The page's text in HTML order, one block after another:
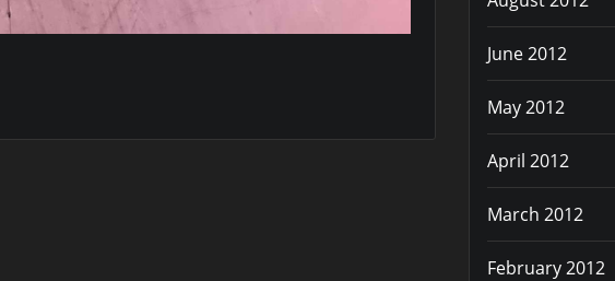
June 2012
May 2012
April 2012
March 2012
February 2012